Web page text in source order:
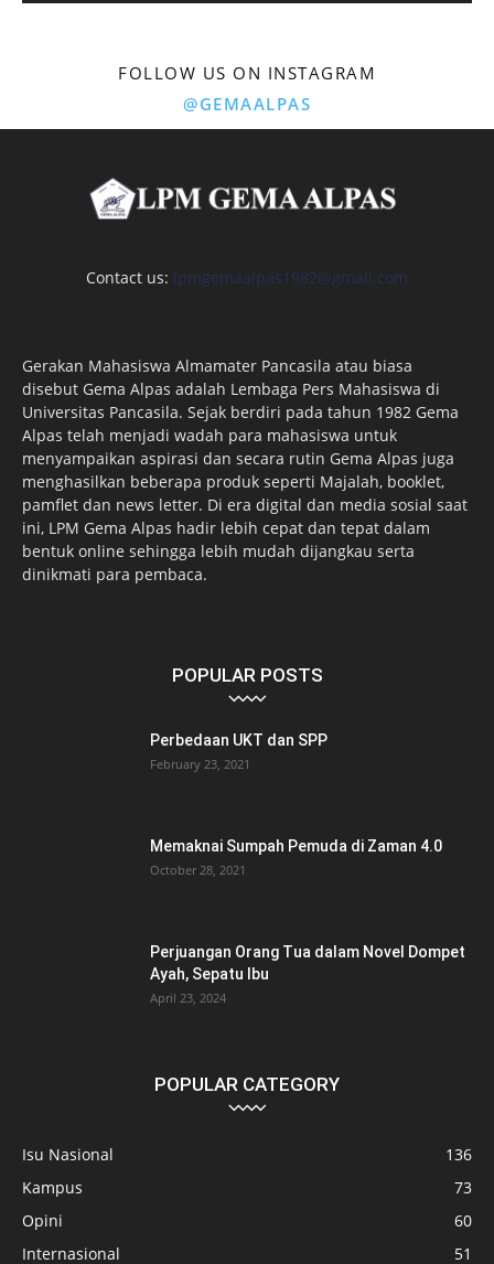
FOLLOW US ON INSTAGRAM
@GEMAALPAS
Contact us: lpmgemaalpas1982@gmail.com
Gerakan Mahasiswa Almamater Pancasila atau biasa
disebut Gema Alpas adalah Lembaga Pers Mahasiswa di
Universitas Pancasila. Sejak berdiri pada tahun 1982 Gema
Alpas telah menjadi wadah para mahasiswa untuk
menyampaikan aspirasi dan secara rutin Gema Alpas juga
menghasilkan beberapa produk seperti Majalah, booklet,
pamflet dan news letter. Di era digital dan media sosial saat
ini, LPM Gema Alpas hadir lebih cepat dan tepat dalam
bentuk online sehingga lebih mudah dijangkau serta
dinikmati para pembaca.
POPULAR POSTS
Perbedaan UKT dan SPP
February 23, 2021
Memaknai Sumpah Pemuda di Zaman 4.0
October 28, 2021
Perjuangan Orang Tua dalam Novel Dompet
Ayah, Sepatu Ibu
April 23, 2024
POPULAR CATEGORY
Isu Nasional
136
Kampus
73
Opini
60
Internasional
51